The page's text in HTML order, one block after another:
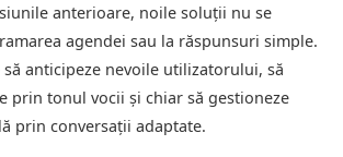
anterioare, noile soluții nu se
agendei sau la răspunsuri simple.
să anticipeze nevoile utilizatorului, să
prin tonul vocii și chiar să gestioneze
prin conversații adaptate.